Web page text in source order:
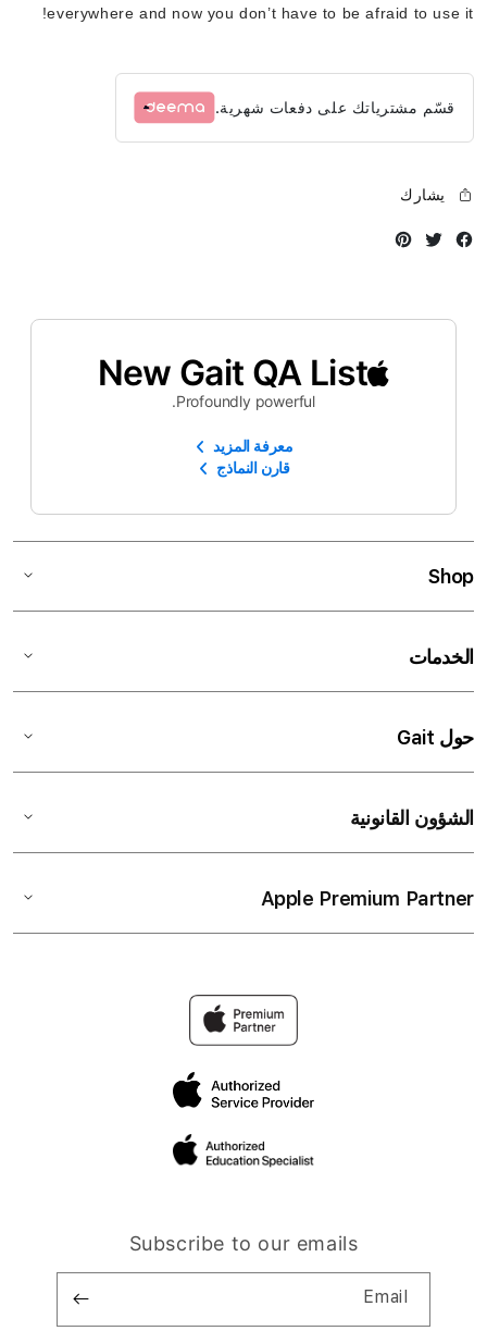
everywhere and now you don’t have to be afraid to use it!
قسّم مشترياتك على دفعات شهرية.
يشارك
Facebook
Twitter
New Gait QA List
Profoundly powerful.
معرفة المزيد
قارن النماذج
Shop
الخدمات
حول Gait
الشؤون القانونية
Apple Premium Partner
Subscribe to our emails
Email